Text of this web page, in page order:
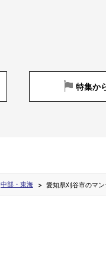
特集か
中部・東海 愛知県刈谷市のマ